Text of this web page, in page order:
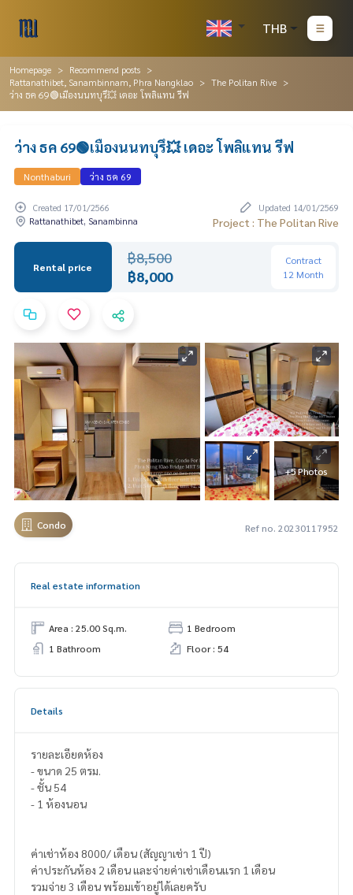
THB
Homepage
Recommend posts
Rattanathibet, Sanambinnam, Phra Nangklao
The Politan Rive
ว่าง ธค 69🟢เมืองนนทบุรึ💥 เดอะ โพลิแทน รีฟ
ว่าง ธค 69🟢เมืองนนทบุรึ💥 เดอะ โพลิแทน รีฟ
Nonthaburi ว่าง ธค 69
Created 17/01/2566
Updated 14/01/2569
Rattanathibet, Sanambinna
Project : The Politan Rive
Rental price
฿8,500
฿8,000
Contract
12 Month
+5 Photos
Condo Ref no. 20230117952
Real estate information
Area : 25.00 Sq.m.
1 Bedroom
1 Bathroom
Floor : 54
Details
รายละเอียดห้อง
- ขนาด 25 ตรม.
- ชั้น 54
- 1 ห้องนอน
ค่าเช่าห้อง 8000/ เดือน (สัญญาเช่า 1 ปี)
ค่าประกันห้อง 2 เดือน และจ่ายค่าเช่าเดือนแรก 1 เดือน
รวมจ่าย 3 เดือน พร้อมเข้าอยู่ได้เลยครับ